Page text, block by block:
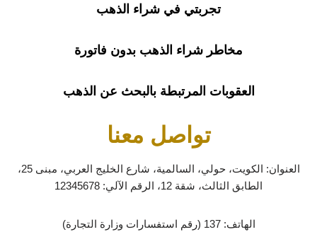
تجربتي في شراء الذهب
مخاطر شراء الذهب بدون فاتورة
العقوبات المرتبطة بالبحث عن الذهب
تواصل معنا
العنوان: الكويت، حولي، السالمية، شارع الخليج العربي، مبنى 25،
الطابق الثالث، شقة 12، الرقم الآلي: 12345678
الهاتف:137 (رقم استفسارات وزارة التجارة)